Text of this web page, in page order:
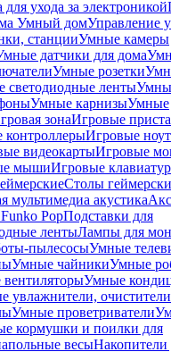
для ухода за электроникой
Умный домУправление
станцииУмные камеры
датчики для дома
Умные розетки
светодиодные ленты
Умные карнизыУмные
зонаИгровые
контроллерыИгровые
видеокартыИгровые
мышиИгровые
Столы
мультимедиа акустика
PopПодставки для
лентыЛампы для
пылесосыУмные
Умные чайникиУмные
Умные
увлажнители, очистители
Умные проветриватели
кормушки и поилки для
весы